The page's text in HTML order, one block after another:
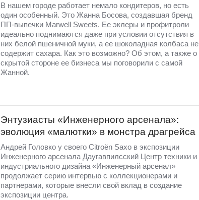
В нашем городе работает немало кондитеров, но есть
один особенный. Это Жанна Босова, создавшая бренд
ПП-выпечки Marwell Sweets. Ее эклеры и профитроли
идеально поднимаются даже при условии отсутствия в
них белой пшеничной муки, а ее шоколадная колбаса не
содержит сахара. Как это возможно? Об этом, а также о
скрытой стороне ее бизнеса мы поговорили с самой
Жанной.
Энтузиасты «Инженерного арсенала»:
эволюция «малютки» в монстра драгрейса
Андрей Головко у своего Citroën Saxo в экспозиции
Инженерного арсенала Даугавпилсский Центр техники и
индустриального дизайна «Инженерный арсенал»
продолжает серию интервью с коллекционерами и
партнерами, которые внесли свой вклад в создание
экспозиции центра.